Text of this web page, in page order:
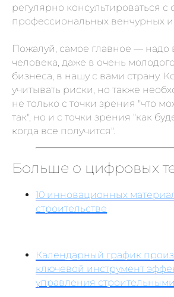
регулярно консультироваться
профессиональных венчурных
Пожалуй, самое главное — надо
человека, даже в очень
бизнеса, в нашу с вами страну.
учитывать риски, но также
не только с точки зрения "что
так", но и с точки зрения "как
когда все получится".
Больше о цифровых
10 инновационных
строительстве
Календарный график
ключевой инструмент
управления
Согласие на осуществление рекламной рассылки
Согласие на обработку персональных данных
© ООО «Цифровые медиаресурсы»,
г. Екатеринбург, ул. Малышева, стр. 53
ПОДПИСАТЬСЯ
Связаться с нами:
о цифровизации
HELLO@DIGITALDEVELOPER.RU